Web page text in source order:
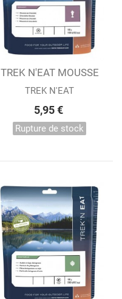
TREK N'EAT MOUSSE
AU CHOCOLAT
TREK N'EAT
5,95 €
Rupture de stock